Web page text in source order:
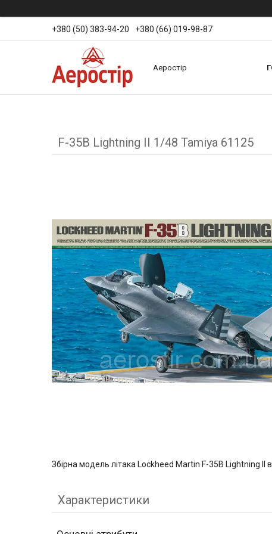
+380 (50) 383-94-20 +380 (66) 019-98-87
Аеростір
F-35B Lightning II 1/48 Tamiya 61125
Збірна модель літака Lockheed Martin F-35B Lightning II
Характеристики